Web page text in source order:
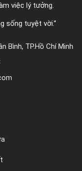
việc lý tưởng.
sống tuyệt vời.”
Bình, TP.Hồ Chí Minh